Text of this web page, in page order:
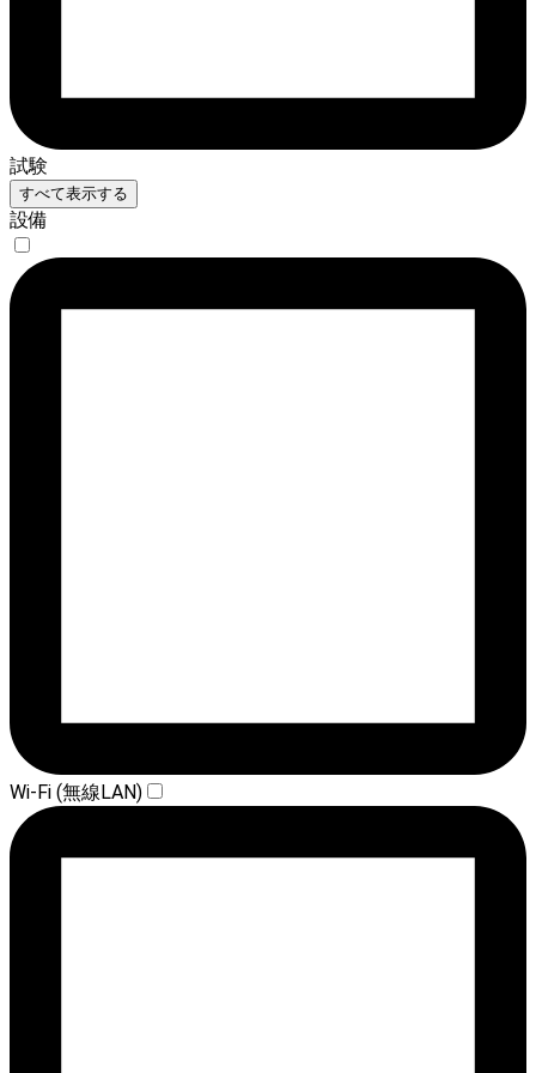
試験
すべて表示する
設備
Wi-Fi (無線LAN)